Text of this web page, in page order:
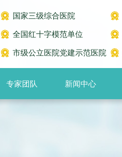
国家三级综合医院
全国红十字模范单位
市级公立医院党建示范医院
专家团队 新闻中心